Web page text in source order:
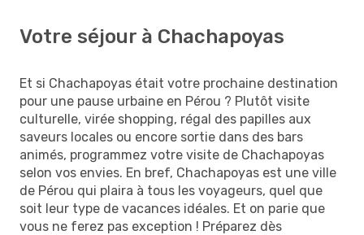
Votre séjour à Chachapoyas
Et si Chachapoyas était votre prochaine destination
pour une pause urbaine en Pérou ? Plutôt visite
culturelle, virée shopping, régal des papilles aux
saveurs locales ou encore sortie dans des bars
animés, programmez votre visite de Chachapoyas
selon vos envies. En bref, Chachapoyas est une ville
de Pérou qui plaira à tous les voyageurs, quel que
soit leur type de vacances idéales. Et on parie que
vous ne ferez pas exception ! Préparez dès